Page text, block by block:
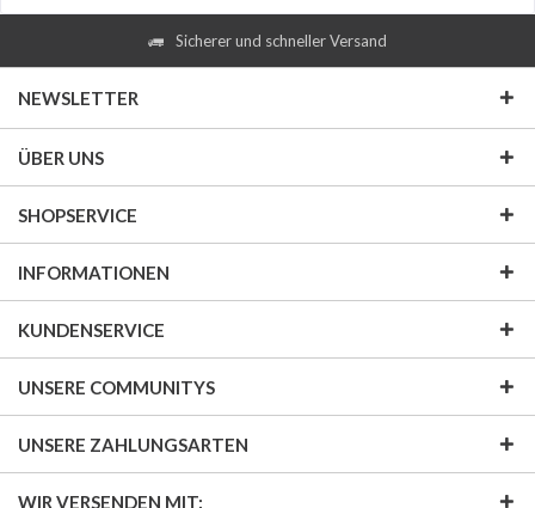
Sicherer und schneller Versand
NEWSLETTER
ÜBER UNS
SHOPSERVICE
INFORMATIONEN
KUNDENSERVICE
UNSERE COMMUNITYS
UNSERE ZAHLUNGSARTEN
WIR VERSENDEN MIT: